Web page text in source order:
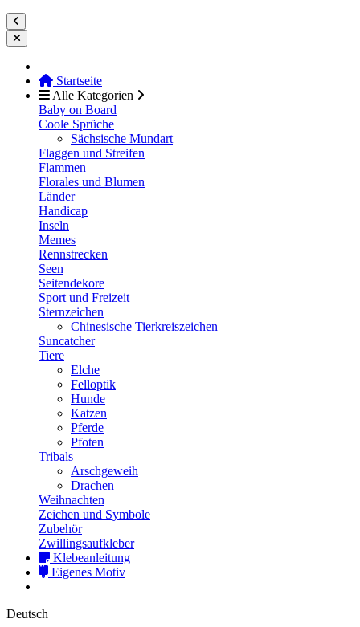
Startseite
Alle Kategorien
Baby on Board
Coole Sprüche
Sächsische Mundart
Flaggen und Streifen
Flammen
Florales und Blumen
Länder
Handicap
Inseln
Memes
Rennstrecken
Seen
Seitendekore
Sport und Freizeit
Sternzeichen
Chinesische Tierkreiszeichen
Suncatcher
Tiere
Elche
Felloptik
Hunde
Katzen
Pferde
Pfoten
Tribals
Arschgeweih
Drachen
Weihnachten
Zeichen und Symbole
Zubehör
Zwillingsaufkleber
Klebeanleitung
Eigenes Motiv
Deutsch